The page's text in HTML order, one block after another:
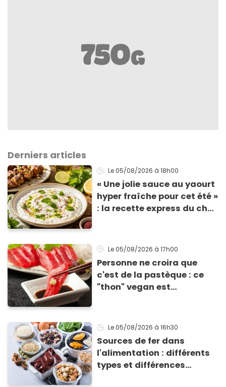
Derniers articles
Le 05/08/2026 à 18h00
« Une jolie sauce au yaourt
hyper fraîche pour cet été »
: la recette express du chef
grillades
Le 05/08/2026 à 17h00
Personne ne croira que
c'est de la pastèque : ce
"thon" vegan est
Le 05/08/2026 à 16h30
Sources de fer dans
l'alimentation : différents
types et différences